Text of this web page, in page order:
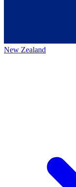
New Zealand